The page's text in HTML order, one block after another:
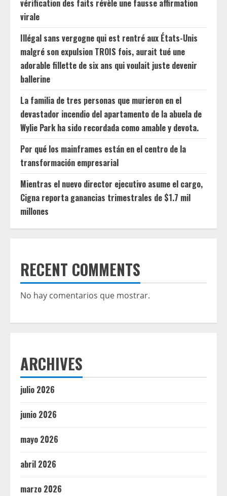
vérification des faits révèle une fausse affirmation
virale
Illégal sans vergogne qui est rentré aux États-Unis
malgré son expulsion TROIS fois, aurait tué une
adorable fillette de six ans qui voulait juste devenir
ballerine
La familia de tres personas que murieron en el
devastador incendio del apartamento de la abuela de
Wylie Park ha sido recordada como amable y devota.
Por qué los mainframes están en el centro de la
transformación empresarial
Mientras el nuevo director ejecutivo asume el cargo,
Cigna reporta ganancias trimestrales de $1.7 mil
millones
RECENT COMMENTS
No hay comentarios que mostrar.
ARCHIVES
julio 2026
junio 2026
mayo 2026
abril 2026
marzo 2026